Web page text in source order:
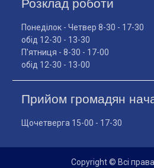
Розклад роботи
Понеділок - Четвер 8-30 - 17-30
обід 12-30 - 13-30
П'ятниця - 8-30 - 17-00
обід 12-30 - 13-00
Прийом громадян
Щочетверга 15-00 - 17-30
Copyright © Всі